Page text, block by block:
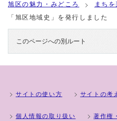
旭区の魅力・みどころ
まち
「旭区地域史」を発行しました
このページへの別ルート
サイトの使い方 サイトの考
個人情報の取り扱い 著作権